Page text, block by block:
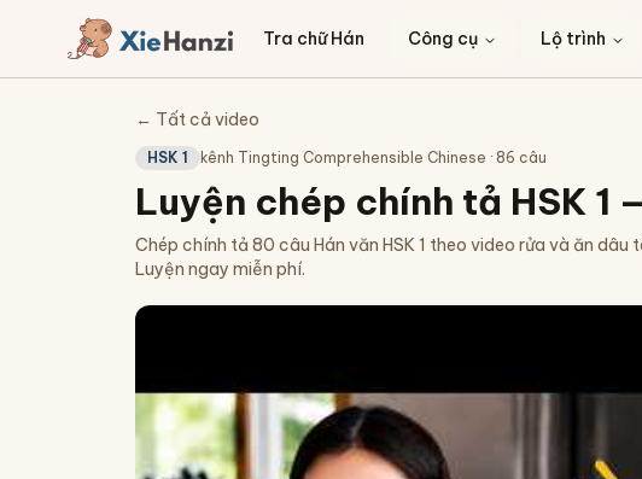
Tra chữ Hán Công cụ Lộ trình
← Tất cả video
HSK 1 kênh Tingting Comprehensible Chinese · 86 câu
Luyện chép chính tả HSK 1
Chép chính tả 80 câu Hán văn HSK 1 theo video rửa và ăn
Luyện ngay miễn phí.